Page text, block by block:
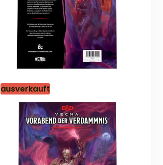
ausverkauft